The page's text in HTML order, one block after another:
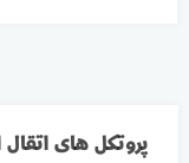
پروتکل های اتقال